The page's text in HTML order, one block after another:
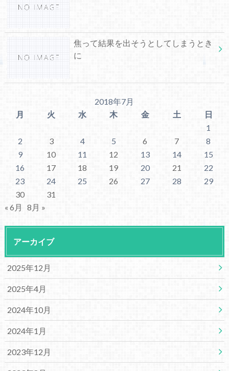
焦って結果を出そうとしてしまうとき
に
2018年7月
月
火 水 木 金 土
日
1
2
3 4 5 6 7
8
9
10 11 12 13 14
15
16
17 18 19 20 21
22
23
24 25 26 27 28
29
30
31
« 6月
8月 »
アーカイブ
2025年12月
2025年4月
2024年10月
2024年1月
2023年12月